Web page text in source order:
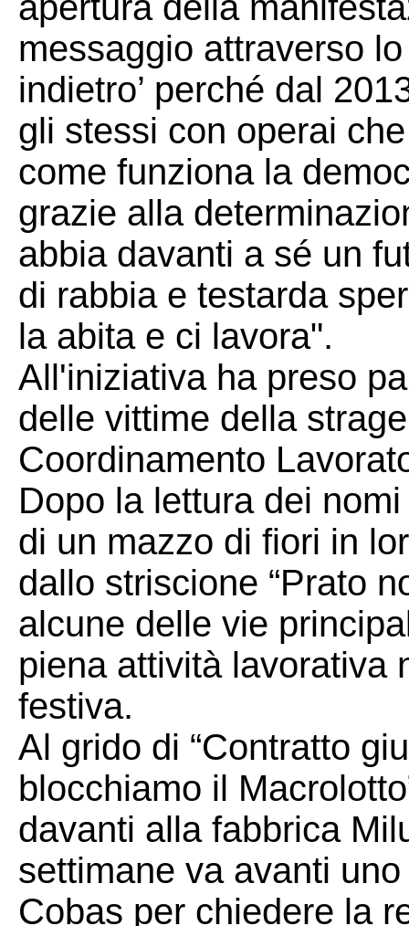
messaggio attraverso
indietro’ perché dal
gli stessi con operai
come funziona la
grazie alla
abbia davanti a sé un
di rabbia e testarda
la abita e ci lavora".
All'iniziativa ha preso
delle vittime della
Coordinamento
Dopo la lettura dei
di un mazzo di fiori in
dallo striscione “Prato
alcune delle vie
piena attività lavorativa
festiva.
Al grido di “Contratto
blocchiamo il
davanti alla fabbrica
settimane va avanti
Cobas per chiedere la